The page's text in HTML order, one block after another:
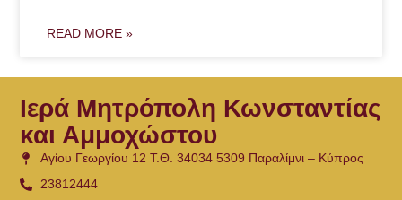
READ MORE »
Ιερά Μητρόπολη Κωνσταντίας
και Αμμοχώστου
Αγίου Γεωργίου 12 Τ.Θ. 34034 5309 Παραλίμνι – Κύπρος
23812444